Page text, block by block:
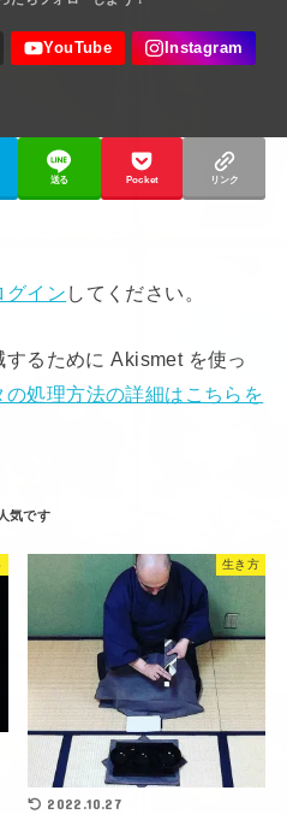
送る Pocket リンク
グイン してください。
るために Akismet を使っ
の処理方法の詳細はこちらを
生き方
2022.10.27